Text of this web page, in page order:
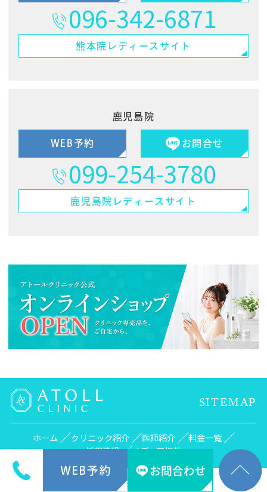
096-342-6871
熊本院 レディースサイト
鹿児島院
WEB予約 お問合せ
099-254-3780
鹿児島院 レディースサイト
SITEMAP
ホーム クリニック紹介 医師紹介
料金一覧
採用情報
メディア掲載
© atoll.co.jp